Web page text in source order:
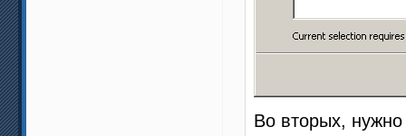
Во вторых,